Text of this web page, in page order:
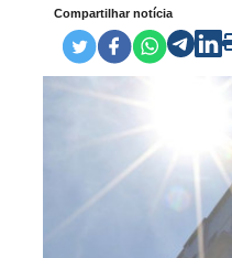
Compartilhar notícia